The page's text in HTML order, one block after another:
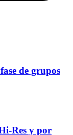
de grupos
Res y por